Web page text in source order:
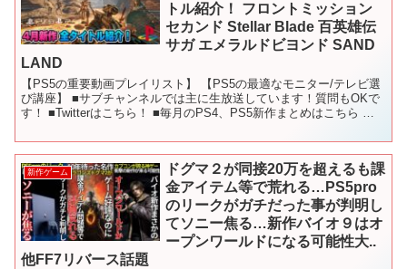
トル紹介！ フロントミッション
セカンド Stellar Blade 百英雄伝
サガ エメラルドビヨンド SAND
LAND
【PS5の重要動画プレイリスト】 【PS5の最適なモニター/テレビ選
び講座】 ■サブチャンネルでは主に生放送しています！質問もOKで
す！ ■Twitterはこちら！ ■毎月のPS4、PS5新作まとめはこちら 〇
新作ゲーム
ドグマ２が同接20万を超えるも課
金アイテム等で荒れる…PS5pro
のリークがガチだった事が判明し
てソニー焦る…新作バイオ９はオ
ープンワールドになる可能性大..
他FF7リバース話題